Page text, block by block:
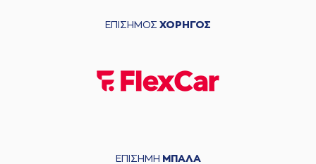
ΕΠΙΣΗΜΟΣ ΧΟΡΗΓΟΣ
ΕΠΙΣΗΜΗ ΜΠΑΛΑ